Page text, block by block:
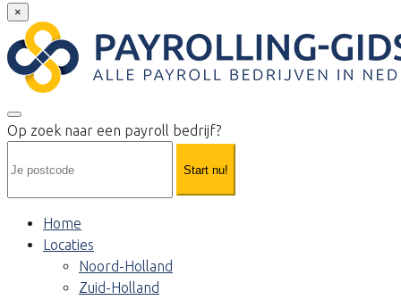
×
Op zoek naar een payroll bedrijf?
Start nu!
Home
Locaties
Noord-Holland
Zuid-Holland